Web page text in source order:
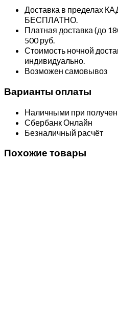
Доставка в пределах
БЕСПЛАТНО.
Платная доставка (до
500 руб.
Стоимость ночной
индивидуально.
Возможен самовывоз
Варианты оплаты
Наличными при
Сбербанк Онлайн
Безналичный расчёт
Похожие товары